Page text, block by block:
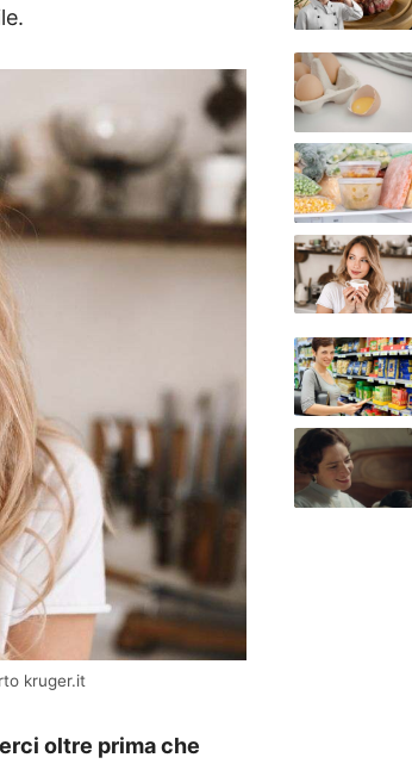
kruger.it
oltre prima che